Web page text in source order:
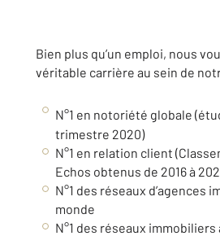
Bien plus qu’un emploi, nous
véritable carrière au sein de
N°1 en notoriété globale
trimestre 2020)
N°1 en relation client
Echos obtenus de 2016 à
N°1 des réseaux d’agences
monde
N°1 des réseaux immobiliers